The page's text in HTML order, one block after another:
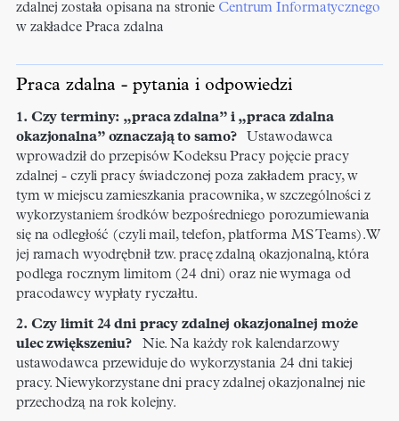
zdalnej została opisana na stronie Centrum Informatycznego
w zakładce Praca zdalna
Praca zdalna - pytania i odpowiedzi
1. Czy terminy: „praca zdalna” i „praca zdalna
okazjonalna” oznaczają to samo?Ustawodawca
wprowadził do przepisów Kodeksu Pracy pojęcie pracy
zdalnej - czyli pracy świadczonej poza zakładem pracy, w
tym w miejscu zamieszkania pracownika, w szczególności z
wykorzystaniem środków bezpośredniego porozumiewania
się na odległość (czyli mail, telefon, platforma MS Teams). W
jej ramach wyodrębnił tzw. pracę zdalną okazjonalną, która
podlega rocznym limitom (24 dni) oraz nie wymaga od
pracodawcy wypłaty ryczałtu.
2. Czy limit 24 dni pracy zdalnej okazjonalnej może
ulec zwiększeniu?
Nie. Na każdy rok kalendarzowy
ustawodawca przewiduje do wykorzystania 24 dni takiej
pracy. Niewykorzystane dni pracy zdalnej okazjonalnej nie
przechodzą na rok kolejny.